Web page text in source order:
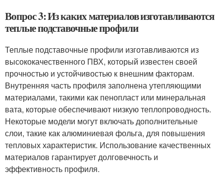
Вопрос 3: Из каких материалов изготавливаются
теплые подставочные профили
Теплые подставочные профили изготавливаются из
высококачественного ПВХ, который известен своей
прочностью и устойчивостью к внешним факторам.
Внутренняя часть профиля заполнена утепляющими
материалами, такими как пенопласт или минеральная
вата, которые обеспечивают низкую теплопроводность.
Некоторые модели могут включать дополнительные
слои, такие как алюминиевая фольга, для повышения
тепловых характеристик. Использование качественных
материалов гарантирует долговечность и
эффективность профиля.